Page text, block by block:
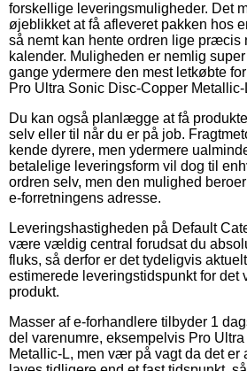
forskellige leveringsmuligheder. Det
øjeblikket at få afleveret pakken hos
så nemt kan hente ordren lige præcis
kalender. Muligheden er nemlig
gange ydermere den mest letkøbte
Pro Ultra Sonic Disc-Copper Metallic-
Du kan også planlægge at få
selv eller til når du er på job.
kende dyrere, men ydermere
betalelige leveringsform vil dog til
ordren selv, men den mulighed
e-forretningens adresse.
Leveringshastigheden på Default
være vældig central forudsat du
fluks, så derfor er det tydeligvis
estimerede leveringstidspunkt for det
produkt.
Masser af e-forhandlere tilbyder 1
del varenumre, eksempelvis Pro
Metallic-L, men vær på vagt da det